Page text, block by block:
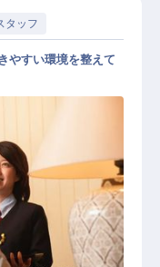
タッフ
ェント
やすい環境を整えて